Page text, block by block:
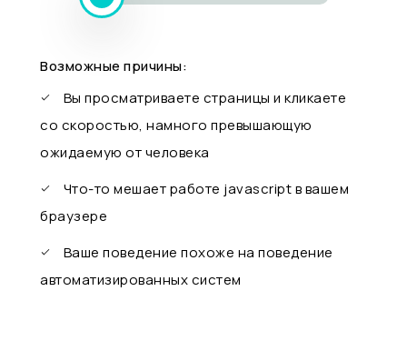
Возможные причины:
Вы просматриваете страницы и кликаете
со скоростью, намного превышающую
ожидаемую от человека
Что-то мешает работе javascript в вашем
браузере
Ваше поведение похоже на поведение
автоматизированных систем